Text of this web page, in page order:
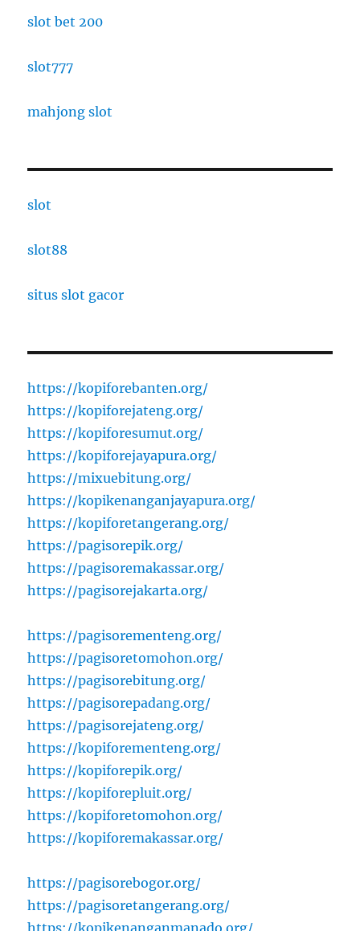
slot bet 200
slot777
mahjong slot
slot
slot88
situs slot gacor
https://kopiforebanten.org/
https://kopiforejateng.org/
https://kopiforesumut.org/
https://kopiforejayapura.org/
https://mixuebitung.org/
https://kopikenanganjayapura.org/
https://kopiforetangerang.org/
https://pagisorepik.org/
https://pagisoremakassar.org/
https://pagisorejakarta.org/
https://pagisorementeng.org/
https://pagisoretomohon.org/
https://pagisorebitung.org/
https://pagisorepadang.org/
https://pagisorejateng.org/
https://kopiforementeng.org/
https://kopiforepik.org/
https://kopiforepluit.org/
https://kopiforetomohon.org/
https://kopiforemakassar.org/
https://pagisorebogor.org/
https://pagisoretangerang.org/